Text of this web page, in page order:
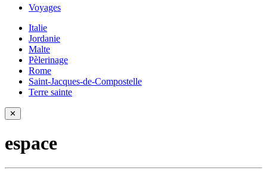
Voyages
Italie
Jordanie
Malte
Pèlerinage
Rome
Saint-Jacques-de-Compostelle
Terre sainte
✕
espace